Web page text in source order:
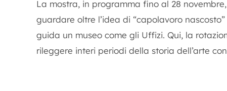
La mostra, in programma fino al 28
guardare oltre l’idea di “capolavoro
guida un museo come gli Uffizi. Qui, la
rileggere interi periodi della storia dell’arte